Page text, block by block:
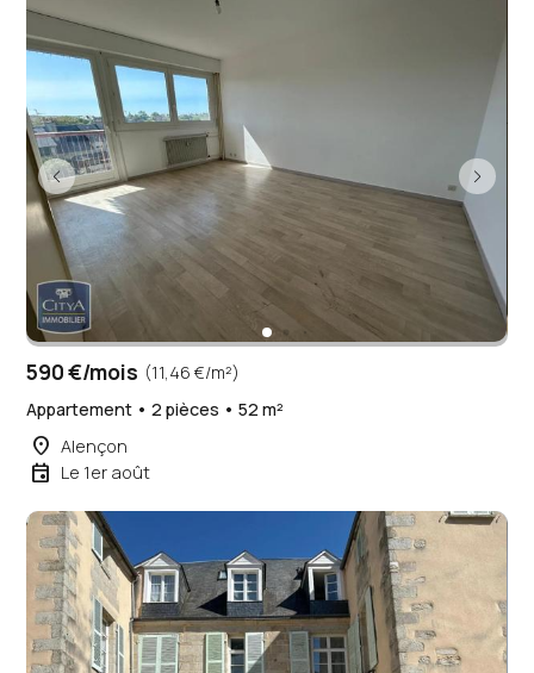
590 €/mois (11,46 €/m²)
Appartement • 2 pièces • 52 m²
place Alençon
event Le 1er août